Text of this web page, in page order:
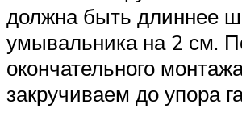
должна быть длиннее
умывальника на 2 см.
окончательного
закручиваем до упора